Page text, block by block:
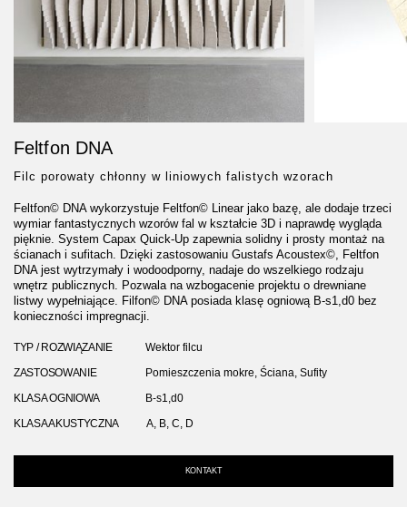
Feltfon DNA
Filc porowaty chłonny w liniowych falistych wzorach
Feltfon© DNA wykorzystuje Feltfon© Linear jako bazę, ale dodaje trzeci
wymiar fantastycznych wzorów fal w kształcie 3D i naprawdę wygląda
pięknie. System Capax Quick-Up zapewnia solidny i prosty montaż na
ścianach i sufitach. Dzięki zastosowaniu Gustafs Acoustex©, Feltfon
DNA jest wytrzymały i wodoodporny, nadaje do wszelkiego rodzaju
wnętrz publicznych. Pozwala na wzbogacenie projektu o drewniane
listwy wypełniające. Filfon© DNA posiada klasę ogniową B-s1,d0 bez
konieczności impregnacji.
TYP / ROZWIĄZANIE
Wektor filcu
ZASTOSOWANIE
Pomieszczenia mokre, Ściana, Sufity
KLASA OGNIOWA
B-s1,d0
KLASA AKUSTYCZNA
A, B, C, D
KONTAKT